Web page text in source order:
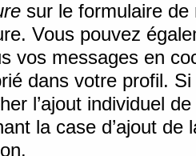
sur le formulaire de
Vous pouvez
vos messages en
dans votre profil.
l’ajout individuel
la case d’ajout